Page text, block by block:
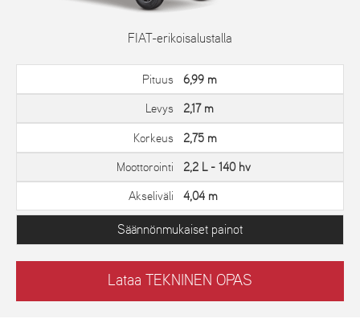
FIAT-erikoisalustalla
Pituus 6,99 m
Levys 2,17 m
Korkeus 2,75 m
Moottorointi 2,2 L - 140 hv
Akseliväli 4,04 m
Säännönmukaiset painot
Lataa TEKNINEN OPAS